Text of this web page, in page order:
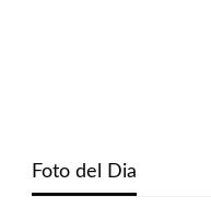
Foto del Dia